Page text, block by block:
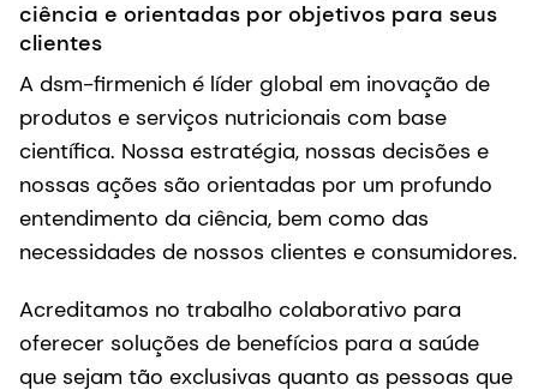
ciência e orientadas por objetivos para seus
clientes
A dsm-firmenich é líder global em inovação de
produtos e serviços nutricionais com base
científica. Nossa estratégia, nossas decisões e
nossas ações são orientadas por um profundo
entendimento da ciência, bem como das
necessidades de nossos clientes e consumidores.
Acreditamos no trabalho colaborativo para
oferecer soluções de benefícios para a saúde
que sejam tão exclusivas quanto as pessoas que